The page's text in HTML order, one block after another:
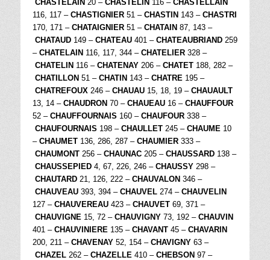
CHASTELAIN 20 – CHASTELIN 116 – CHASTELLAIN
116, 117 – CHASTIGNIER 51 – CHASTIN 143 – CHASTRI
170, 171 – CHATAIGNIER 51 – CHATAIN 87, 143 –
CHATAUD 149 – CHATEAU 401 – CHATEAUBRIAND 259
– CHATELAIN 116, 117, 344 – CHATELIER 328 –
CHATELIN 116 – CHATENAY 206 – CHATET 188, 282 –
CHATILLON 51 – CHATIN 143 – CHATRE 195 –
CHATREFOUX 246 – CHAUAU 15, 18, 19 – CHAUAULT
13, 14 – CHAUDRON 70 – CHAUEAU 16 – CHAUFFOUR
52 – CHAUFFOURNAIS 160 – CHAUFOUR 338 –
CHAUFOURNAIS 198 – CHAULLET 245 – CHAUME 10
– CHAUMET 136, 286, 287 – CHAUMIER 333 –
CHAUMONT 256 – CHAUNAC 205 – CHAUSSARD 138 –
CHAUSSEPIED 4, 67, 226, 246 – CHAUSSY 298 –
CHAUTARD 21, 126, 222 – CHAUVALON 346 –
CHAUVEAU 393, 394 – CHAUVEL 274 – CHAUVELIN
127 – CHAUVEREAU 423 – CHAUVET 69, 371 –
CHAUVIGNE 15, 72 – CHAUVIGNY 73, 192 – CHAUVIN
401 – CHAUVINIERE 135 – CHAVANT 45 – CHAVARIN
200, 211 – CHAVENAY 52, 154 – CHAVIGNY 63 –
CHAZEL 262 – CHAZELLE 410 – CHEBSON 97 –